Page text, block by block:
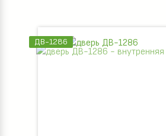
ДВ-1286